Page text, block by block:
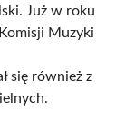
Już w roku
Muzyki
się również z